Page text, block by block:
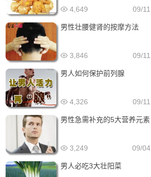
09/11
4,649
男性壮腰健肾的按摩方法
09/11
3,846
男人如何保护前列腺
09/11
4,326
男性急需补充的5大营养元素
09/04
3,249
男人必吃3大壮阳菜